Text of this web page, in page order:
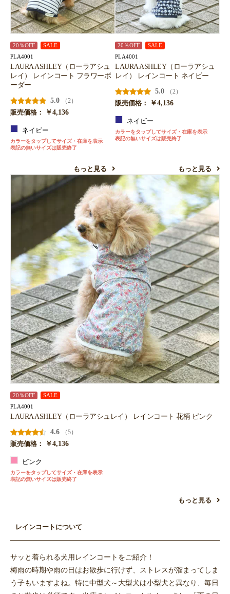
20％OFF SALE
PLA4001
LAURA ASHLEY（ローラアシュ
レイ） レインコート フラワーボ
ーダー
5.0
（2）
販売価格：
￥4,136
ネイビー
カラーをタップしてサイズ・在庫を表示
表記の無いサイズは販売終了
もっと見る
20％OFF SALE
PLA4001
LAURA ASHLEY（ローラアシュ
レイ） レインコート ネイビー
5.0
（2）
販売価格：
￥4,136
ネイビー
カラーをタップしてサイズ・在庫を表示
表記の無いサイズは販売終了
もっと見る
20％OFF SALE
PLA4001
LAURA ASHLEY（ローラアシュレイ） レインコート 花柄 ピンク
4.6
（5）
販売価格：
￥4,136
ピンク
カラーをタップしてサイズ・在庫を表示
表記の無いサイズは販売終了
もっと見る
レインコートについて
サッと着られる犬用レインコートをご紹介！
梅雨の時期や雨の日はお散歩に行けず、ストレスが溜まってしま
う子もいますよね。特に中型犬～大型犬は小型犬と異なり、毎日